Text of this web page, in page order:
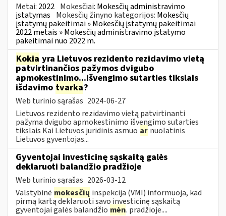
Metai: 2022 Mokesčiai: Mokesčių administravimo
įstatymas Mokesčių žinyno kategorijos: Mokesčių
įstatymų pakeitimai » Mokesčių įstatymų pakeitimai
2022 metais » Mokesčių administravimo įstatymo
pakeitimai nuo 2022 m.
Kokia yra Lietuvos rezidento rezidavimo vietą
patvirtinančios pažymos dvigubo
apmokestinimo...išvengimo sutarties tikslais
išdavimo tvarka?
Web turinio sąrašas 2024-06-27
Lietuvos rezidento rezidavimo vietą patvirtinanti
pažyma dvigubo apmokestinimo išvengimo sutarties
tikslais Kai Lietuvos juridinis asmuo ar nuolatinis
Lietuvos gyventojas...
Gyventojai investicinę sąskaitą galės
deklaruoti balandžio pradžioje
Web turinio sąrašas 2026-03-12
Valstybinė mokesčių inspekcija (VMI) informuoja, kad
pirmą kartą deklaruoti savo investicinę sąskaitą
gyventojai galės balandžio mėn. pradžioje....